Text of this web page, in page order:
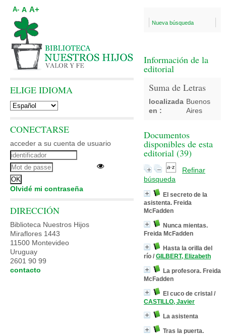
Nueva búsqueda
Información de la
editorial
Suma de Letras
localizada
en :
Buenos
Aires
Documentos
disponibles de esta
editorial (39)
Refinar
búsqueda
El secreto de la
asistenta. Freida
McFadden
Nunca mientas.
Freida McFadden
Hasta la orilla del
río / GILBERT, Elizabeth
La profesora. Freida
McFadden
El cuco de cristal /
CASTILLO, Javier
La asistenta
Tras la puerta.
A- A A+
ELIGE IDIOMA
CONECTARSE
acceder a su cuenta de usuario
Olvidé mi contraseña
DIRECCIÓN
Biblioteca Nuestros Hijos
Miraflores 1443
11500 Montevideo
Uruguay
2601 90 99
contacto